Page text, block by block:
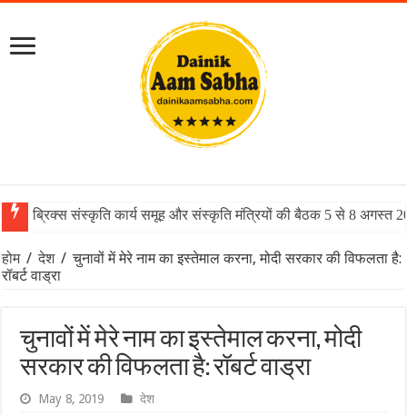
ब्रिक्स संस्कृति कार्य समूह और संस्कृति मंत्रियों की बैठक 5 से 8 अगस्त
होम / देश / चुनावों में मेरे नाम का इस्तेमाल करना, मोदी सरकार की विफलता है:
रॉबर्ट वाड्रा
चुनावों में मेरे नाम का इस्तेमाल करना, मोदी
सरकार की विफलता है: रॉबर्ट वाड्रा
May 8, 2019 देश